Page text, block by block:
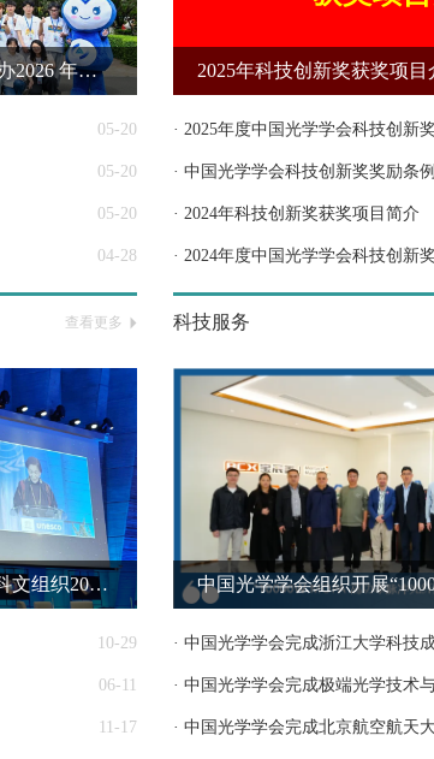
国际光日|中国科学院长春光机所举办2026 年公众科学日暨国际光日活动
05-20
05-20
05-20
04-28
2025年科技创新奖获奖项目
· 2024年科技创新奖获奖项目简介
查看更多
中国光学学会代表团参加联合国教科文组织2025国际量子科学与技术年开幕式
10-29
06-11
11-17
科技服务
· 中国光学学会完成浙江大学科技